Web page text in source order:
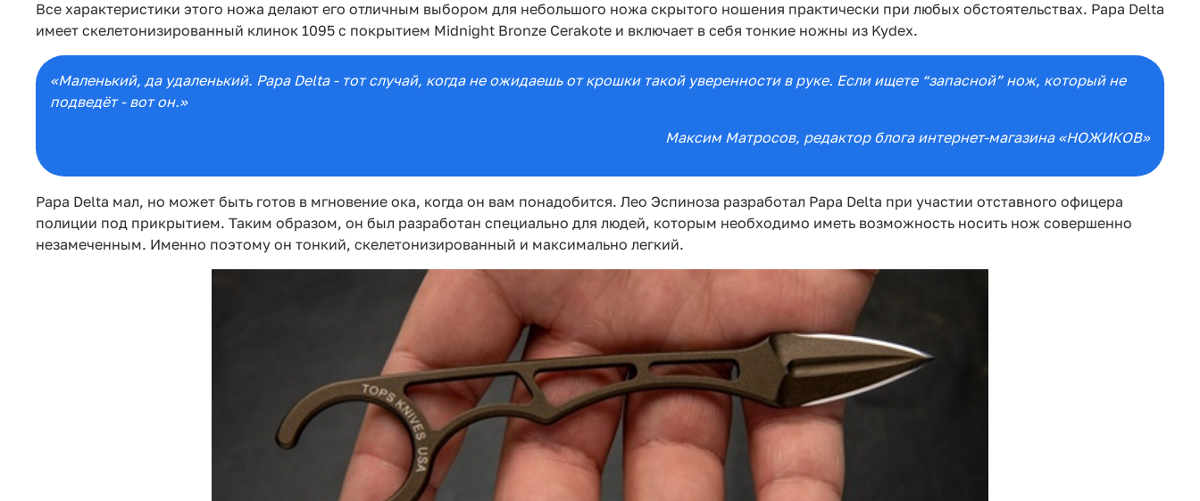
Все характеристики этого ножа делают его отличным выбором для небольшого ножа скрытого ношения практически при любых обстоятельствах. Papa Delta
имеет скелетонизированный клинок 1095 с покрытием Midnight Bronze Cerakote и включает в себя тонкие ножны из Kydex.
«Маленький, да удаленький. Papa Delta - тот случай, когда не ожидаешь от крошки такой уверенности в руке. Если ищете “запасной” нож, который не
подведёт - вот он.»
Максим Матросов, редактор блога интернет-магазина «НОЖИКОВ»
Papa Delta мал, но может быть готов в мгновение ока, когда он вам понадобится. Лео Эспиноза разработал Papa Delta при участии отставного офицера
полиции под прикрытием. Таким образом, он был разработан специально для людей, которым необходимо иметь возможность носить нож совершенно
незамеченным. Именно поэтому он тонкий, скелетонизированный и максимально легкий.